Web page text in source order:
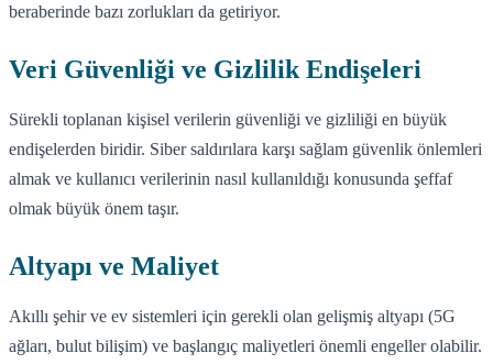
beraberinde bazı zorlukları da getiriyor.
Veri Güvenliği ve Gizlilik Endişeleri
Sürekli toplanan kişisel verilerin güvenliği ve gizliliği en büyük
endişelerden biridir. Siber saldırılara karşı sağlam güvenlik önlemleri
almak ve kullanıcı verilerinin nasıl kullanıldığı konusunda şeffaf
olmak büyük önem taşır.
Altyapı ve Maliyet
Akıllı şehir ve ev sistemleri için gerekli olan gelişmiş altyapı (5G
ağları, bulut bilişim) ve başlangıç maliyetleri önemli engeller olabilir.